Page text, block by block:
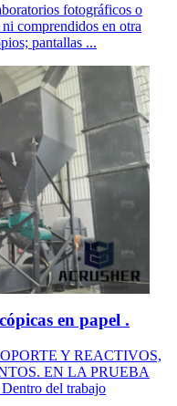
fotográficos o
comprendidos en otra
pantallas ...
en papel .
Y REACTIVOS,
EN LA PRUEBA
del trabajo